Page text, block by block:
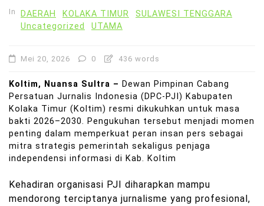
In DAERAH KOLAKA TIMUR
SULAWESI TENGGARA
Uncategorized
UTAMA
Mei 20, 2026 0 436 words
Koltim, Nuansa Sultra – Dewan Pimpinan Cabang
Persatuan Jurnalis Indonesia (DPC-PJI) Kabupaten
Kolaka Timur (Koltim) resmi dikukuhkan untuk masa
bakti 2026–2030. Pengukuhan tersebut menjadi momen
penting dalam memperkuat peran insan pers sebagai
mitra strategis pemerintah sekaligus penjaga
independensi informasi di Kab. Koltim
Kehadiran organisasi PJI diharapkan mampu
mendorong terciptanya jurnalisme yang profesional,